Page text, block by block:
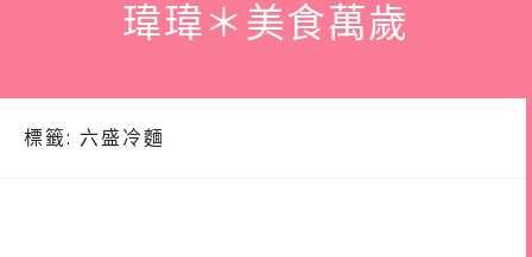
瑋瑋＊美食萬歲
標籤: 六盛冷麵